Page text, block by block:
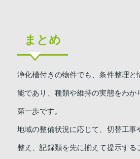
まとめ
浄化槽付きの物件でも、条件整理と
能であり、種類や維持の実態をわか
第一歩です。
地域の整備状況に応じて、切替工事
整え、記録類を先に揃えて提示する